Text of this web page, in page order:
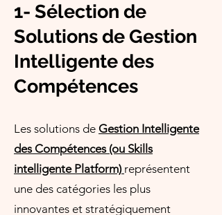
1- Sélection de
Solutions de Gestion
Intelligente des
Compétences
Les solutions de Gestion Intelligente
des Compétences (ou Skills
intelligente Platform) représentent
une des catégories les plus
innovantes et stratégiquement